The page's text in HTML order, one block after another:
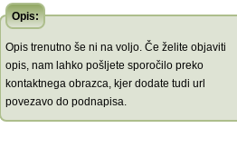
Opis:
Opis trenutno še ni na voljo. Če želite objaviti
opis, nam lahko pošljete sporočilo preko
kontaktnega obrazca, kjer dodate tudi url
povezavo do podnapisa.